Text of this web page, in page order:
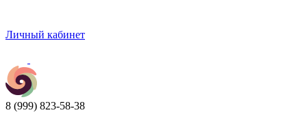
Личный кабинет
8 (999) 823-58-38